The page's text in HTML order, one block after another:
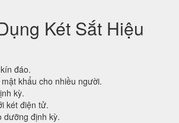
Két Sắt Hiệu
đáo.
khẩu cho nhiều người.
kỳ.
két điện tử.
dưỡng định kỳ.